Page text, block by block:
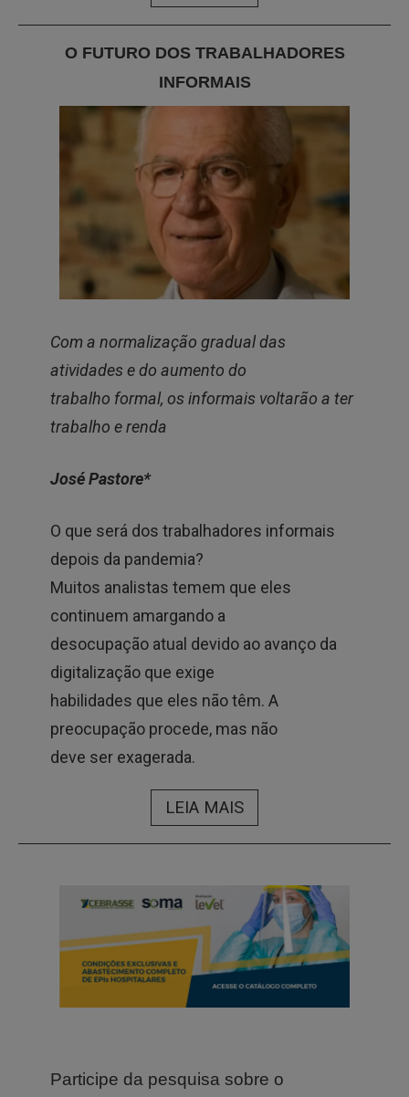
O FUTURO DOS TRABALHADORES
INFORMAIS
Com a normalização gradual das
atividades e do aumento do
trabalho formal, os informais voltarão a ter
trabalho e renda
José Pastore*
O que será dos trabalhadores informais
depois da pandemia?
Muitos analistas temem que eles
continuem amargando a
desocupação atual devido ao avanço da
digitalização que exige
habilidades que eles não têm. A
preocupação procede, mas não
deve ser exagerada.
LEIA MAIS
Participe da pesquisa sobre o